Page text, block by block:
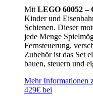
Mit LEGO 60052 –
Kinder und
Schienen. Dieser
jede Menge
Fernsteuerung,
Zubehör ist das Set
bauen, steuern und
Mehr Informationen
429€ bei